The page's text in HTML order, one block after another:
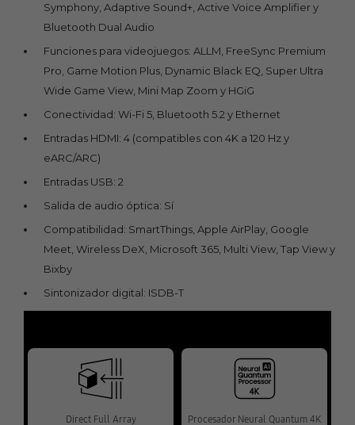
Symphony, Adaptive Sound+, Active Voice Amplifier y
Bluetooth Dual Audio
Funciones para videojuegos: ALLM, FreeSync Premium
Pro, Game Motion Plus, Dynamic Black EQ, Super Ultra
Wide Game View, Mini Map Zoom y HGiG
Conectividad: Wi-Fi 5, Bluetooth 5.2 y Ethernet
Entradas HDMI: 4 (compatibles con 4K a 120 Hz y
eARC/ARC)
Entradas USB: 2
Salida de audio óptica: Sí
Compatibilidad: SmartThings, Apple AirPlay, Google
Meet, Wireless DeX, Microsoft 365, Multi View, Tap View y
Bixby
Sintonizador digital: ISDB-T
Direct Full Array Procesador Neural Quantum 4K